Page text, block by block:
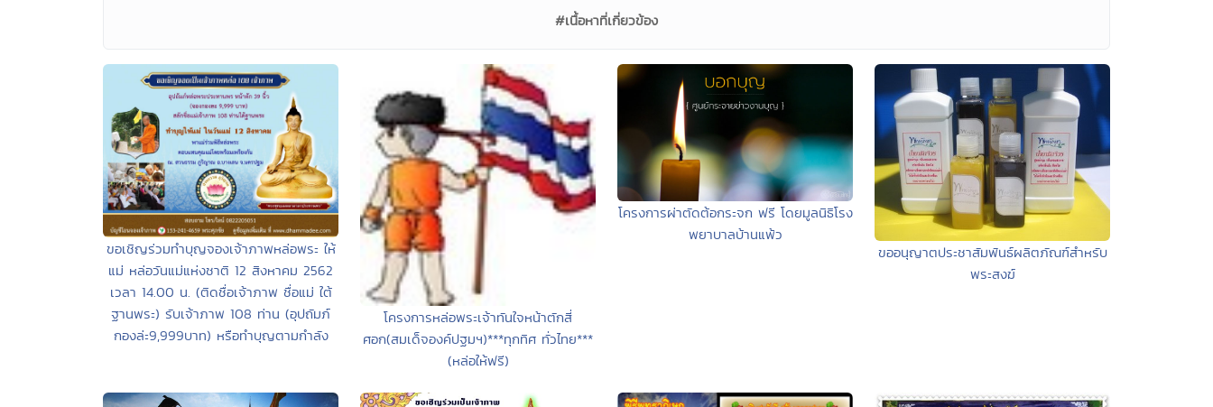
#เนื้อหาที่เกี่ยวข้อง
ขอเชิญร่วมทำบุญจองเจ้าภาพหล่อพระ ให้
แม่ หล่อวันแม่แห่งชาติ 12 สิงหาคม 2562
เวลา 14.00 น. (ติดชื่อเจ้าภาพ ชื่อแม่ ใต้
ฐานพระ) รับเจ้าภาพ 108 ท่าน (อุปถัมภ์
กองล่ะ9,999บาท) หรือทำบุญตามกำลัง
โครงการหล่อพระเจ้าทันใจหน้าตักสี่
ศอก(สมเด็จองค์ปฐมฯ)***ทุกทิศ ทั่วไทย***
(หล่อให้ฟรี)
โครงการผ่าตัดต้อกระจก ฟรี โดยมูลนิธิโรง
พยาบาลบ้านแพ้ว
ขออนุญาตประชาสัมพันธ์ผลิตภัณฑ์สำหรับ
พระสงฆ์